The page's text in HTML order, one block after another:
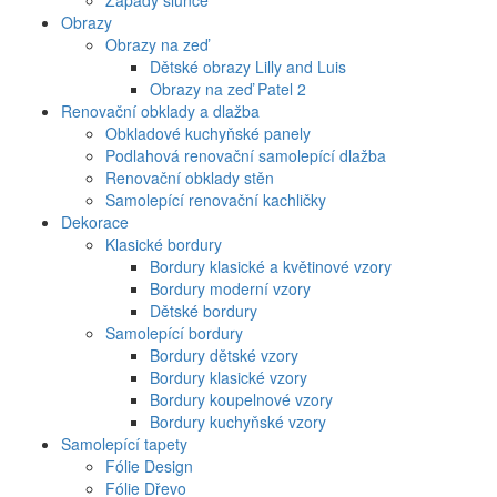
Obrazy
Obrazy na zeď
Dětské obrazy Lilly and Luis
Obrazy na zeď Patel 2
Renovační obklady a dlažba
Obkladové kuchyňské panely
Podlahová renovační samolepící dlažba
Renovační obklady stěn
Samolepící renovační kachličky
Dekorace
Klasické bordury
Bordury klasické a květinové vzory
Bordury moderní vzory
Dětské bordury
Samolepící bordury
Bordury dětské vzory
Bordury klasické vzory
Bordury koupelnové vzory
Bordury kuchyňské vzory
Samolepící tapety
Fólie Design
Fólie Dřevo